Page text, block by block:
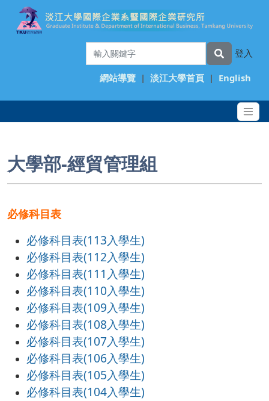
登入
網站導覽 | 淡江大學首頁 | English
大學部-經貿管理組
必修科目表
必修科目表(113入學生)
必修科目表(112入學生)
必修科目表(111入學生)
必修科目表(110入學生)
必修科目表(109入學生)
必修科目表(108入學生)
必修科目表(107入學生)
必修科目表(106入學生)
必修科目表(105入學生)
必修科目表(104入學生)